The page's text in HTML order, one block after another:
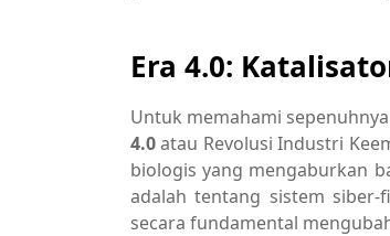
Era 4.0:
Untuk memahami
4.0atau Revolusi Industri
biologis yang mengaburkan
adalah tentang sistem
secara fundamental